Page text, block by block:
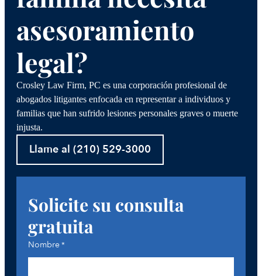
asesoramiento
legal?
Crosley Law Firm, PC es una corporación profesional de
abogados litigantes enfocada en representar a individuos y
familias que han sufrido lesiones personales graves o muerte
injusta.
Llame al (210) 529-3000
Solicite su consulta
gratuita
Nombre*